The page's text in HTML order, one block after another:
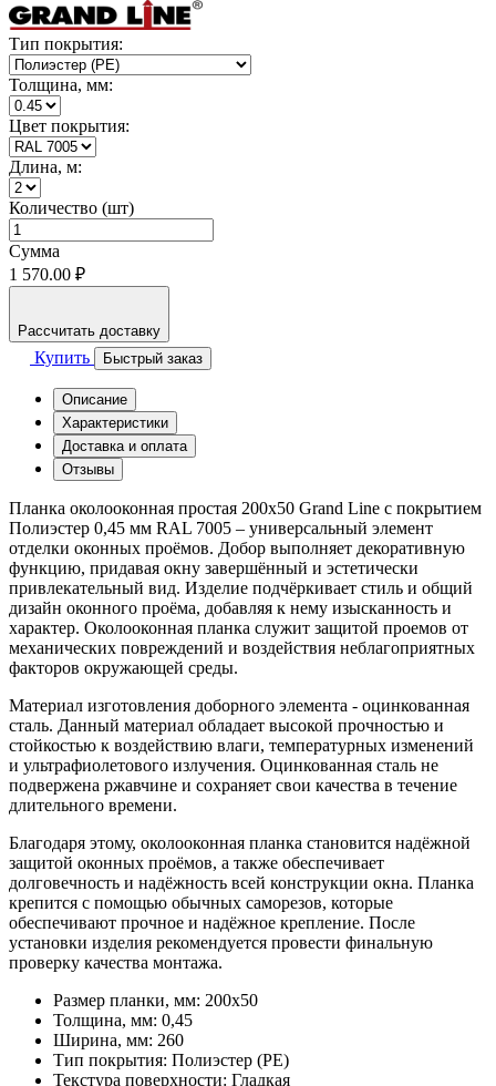
Тип покрытия:
Толщина, мм:
Цвет покрытия:
Длина, м:
Количество (шт)
Сумма
1 570.00 ₽
Рассчитать доставку
Купить Быстрый заказ
Описание
Характеристики
Доставка и оплата
Отзывы
Планка околооконная простая 200x50 Grand Line с покрытием
Полиэстер 0,45 мм RAL 7005 – универсальный элемент
отделки оконных проёмов. Добор выполняет декоративную
функцию, придавая окну завершённый и эстетически
привлекательный вид. Изделие подчёркивает стиль и общий
дизайн оконного проёма, добавляя к нему изысканность и
характер. Околооконная планка служит защитой проемов от
механических повреждений и воздействия неблагоприятных
факторов окружающей среды.
Материал изготовления доборного элемента - оцинкованная
сталь. Данный материал обладает высокой прочностью и
стойкостью к воздействию влаги, температурных изменений
и ультрафиолетового излучения. Оцинкованная сталь не
подвержена ржавчине и сохраняет свои качества в течение
длительного времени.
Благодаря этому, околооконная планка становится надёжной
защитой оконных проёмов, а также обеспечивает
долговечность и надёжность всей конструкции окна. Планка
крепится с помощью обычных саморезов, которые
обеспечивают прочное и надёжное крепление. После
установки изделия рекомендуется провести финальную
проверку качества монтажа.
Размер планки, мм: 200х50
Толщина, мм: 0,45
Ширина, мм: 260
Тип покрытия: Полиэстер (PE)
Текстура поверхности: Гладкая